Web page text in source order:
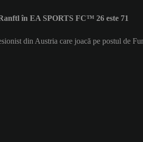
în EA SPORTS FC™ 26 este 71
din Austria care joacă pe postul de